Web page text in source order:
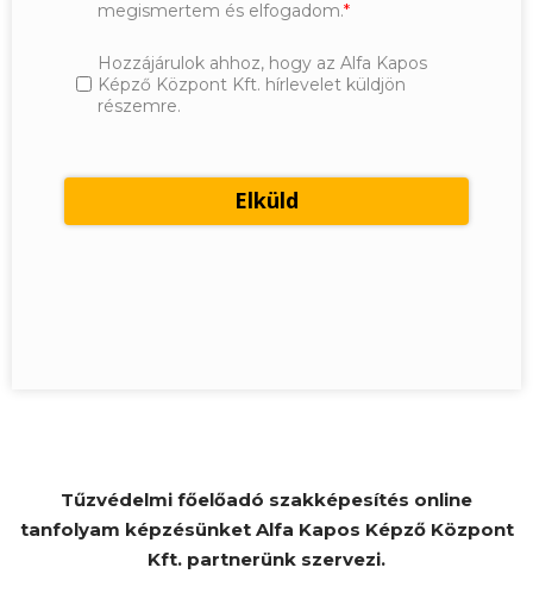
megismertem és elfogadom.
Hozzájárulok ahhoz, hogy az Alfa Kapos
Képző Központ Kft. hírlevelet küldjön
részemre.
Tűzvédelmi főelőadó szakképesítés online
tanfolyam képzésünket Alfa Kapos Képző Központ
Kft. partnerünk szervezi.